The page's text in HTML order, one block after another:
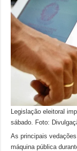
Legislação eleitoral
sábado. Foto:
As principais
máquina pública